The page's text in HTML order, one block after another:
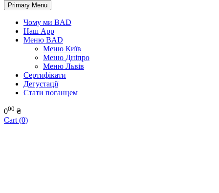
Primary Menu
Чому ми BAD
Наш App
Меню BAD
Меню Київ
Меню Дніпро
Меню Львів
Сертифікати
Дегустації
Стати поганцем
000 ₴
Cart (0)